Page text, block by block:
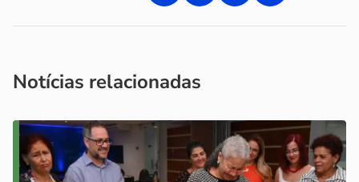
Notícias relacionadas